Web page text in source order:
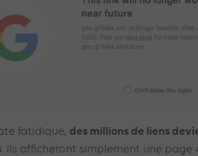
fatidique, des millions de liens
. Ils afficheront simplement une page